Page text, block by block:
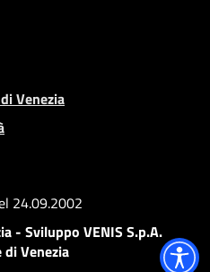
Venezia
24.09.2002
- Sviluppo VENIS S.p.A.
Venezia